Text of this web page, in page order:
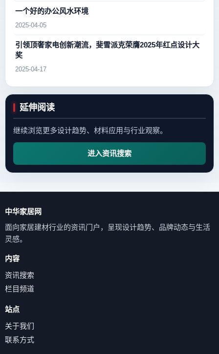
一个好的办公风水环境
2025-04-05
引领顶奢家电创新潮流，斐雪派克荣膺2025年红点设计大
奖
2025-04-17
延伸阅读
继续浏览更多设计趋势、材料应用与行业观察。
进入资讯搜索
中华家居网
面向家居建材行业的资讯门户，呈现设计趋势、品牌动态与生活
灵感。
内容
资讯搜索
栏目频道
站点
关于我们
联系方式